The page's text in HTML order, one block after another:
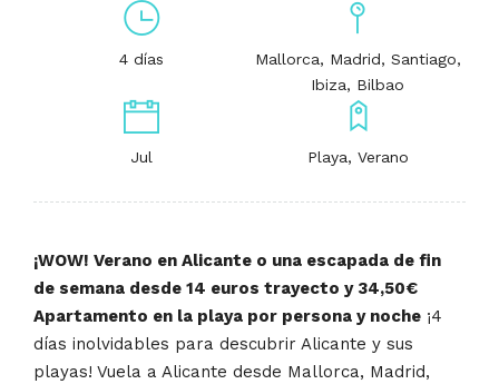
4 días
Mallorca, Madrid, Santiago,
Ibiza, Bilbao
Jul Playa, Verano
¡WOW! Verano en Alicante o una escapada de fin
de semana desde 14 euros trayecto y 34,50€
Apartamento en la playa por persona y noche ¡4
días inolvidables para descubrir Alicante y sus
playas! Vuela a Alicante desde Mallorca, Madrid,